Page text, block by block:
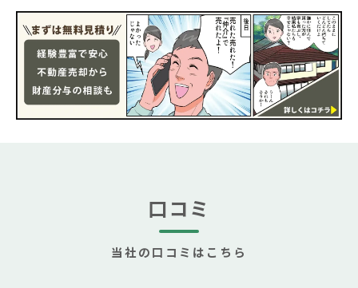
当社の口コミはこちら
口コミ